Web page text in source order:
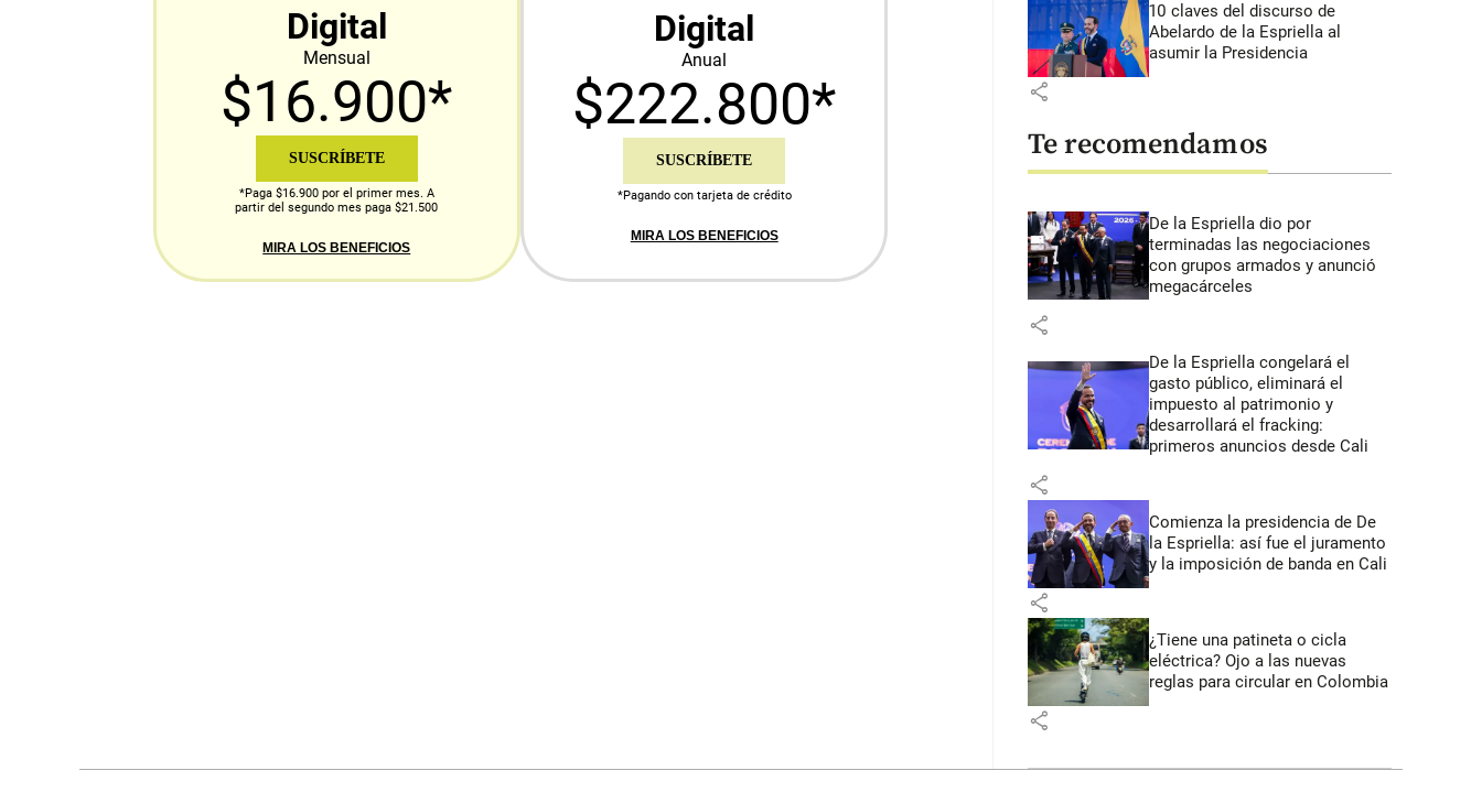
Digital
Mensual
$16.900*
SUSCRÍBETE
*Paga $16.900 por el primer mes. A
partir del segundo mes paga $21.500
MIRA LOS BENEFICIOS
Digital
Anual
$222.800*
SUSCRÍBETE
*Pagando con tarjeta de crédito
MIRA LOS BENEFICIOS
10 claves del discurso de
Abelardo de la Espriella al
asumir la Presidencia
share
Te recomendamos
De la Espriella dio por
terminadas las negociaciones
con grupos armados y anunció
megacárceles
share
De la Espriella congelará el
gasto público, eliminará el
impuesto al patrimonio y
desarrollará el fracking:
primeros anuncios desde Cali
share
Comienza la presidencia de De
la Espriella: así fue el juramento
y la imposición de banda en Cali
share
¿Tiene una patineta o cicla
eléctrica? Ojo a las nuevas
reglas para circular en Colombia
share